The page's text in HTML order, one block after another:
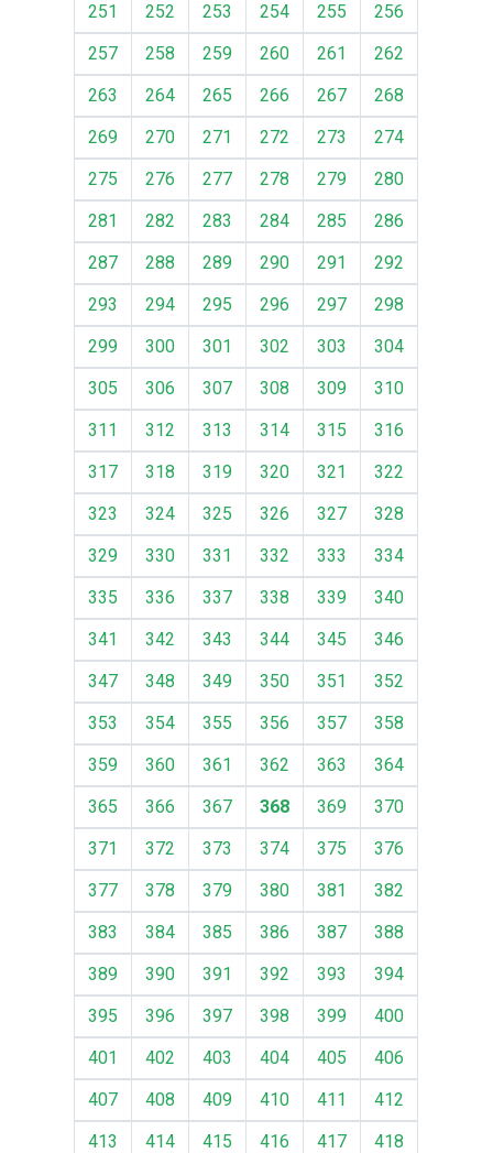
251
252 253 254 255
256
257
258 259 260 261
262
263
264 265 266 267
268
269
270 271 272 273
274
275
276 277 278 279
280
281
282 283 284 285
286
287
288 289 290 291
292
293
294 295 296 297
298
299
300 301 302 303
304
305
306 307 308 309
310
311
312 313 314 315
316
317
318 319 320 321
322
323
324 325 326 327
328
329
330 331 332 333
334
335
336 337 338 339
340
341
342 343 344 345
346
347
348 349 350 351
352
353
354 355 356 357
358
359
360 361 362 363
364
365
366 367 368 369
370
371
372 373 374 375
376
377
378 379 380 381
382
383
384 385 386 387
388
389
390 391 392 393
394
395
396 397 398 399
400
401
402 403 404 405
406
407
408 409 410 411
412
413
414 415 416 417 418